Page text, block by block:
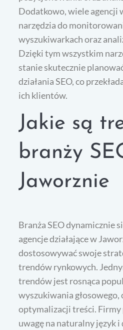
Dodatkowo, wiele agencji
narzędzia do
wyszukiwarkach oraz
Dzięki tym wszystkim
stanie skutecznie
działania SEO, co
ich klientów.
Jakie są
branży
Jaworznie
Branża SEO dynamicznie
agencje działające w
dostosowywać swoje
trendów rynkowych.
trendów jest rosnąca
wyszukiwania głosowego,
optymalizacji treści.
uwagę na naturalny język i